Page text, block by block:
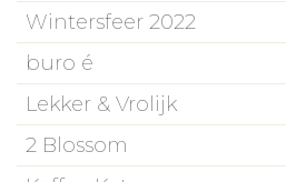
Wintersfeer 2022
buro é
Lekker & Vrolijk
2 Blossom